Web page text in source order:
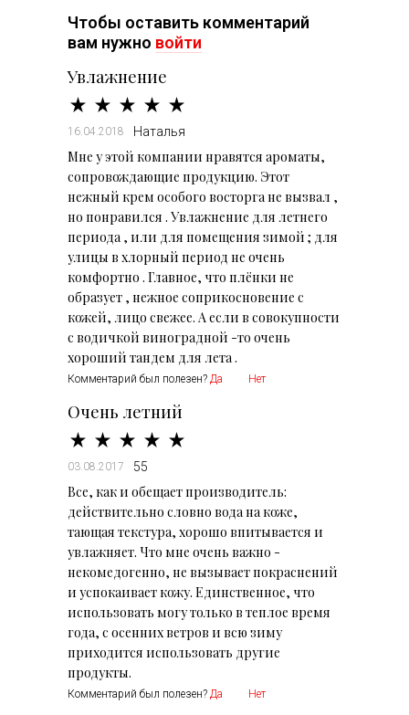
Чтобы оставить комментарий
вам нужно войти
Увлажнение
16.04.2018 Наталья
Мне у этой компании нравятся ароматы,
сопровождающие продукцию. Этот
нежный крем особого восторга не вызвал ,
но понравился . Увлажнение для летнего
периода , или для помещения зимой ; для
улицы в хлорный период не очень
комфортно . Главное, что плёнки не
образует , нежное соприкосновение с
кожей, лицо свежее. А если в совокупности
с водичкой виноградной -то очень
хороший тандем для лета .
Комментарий был полезен? Да Нет
Очень летний
03.08.2017 55
Все, как и обещает производитель:
действительно словно вода на коже,
тающая текстура, хорошо впитывается и
увлажняет. Что мне очень важно -
некомедогенно, не вызывает покраснений
и успокаивает кожу. Единственное, что
использовать могу только в теплое время
года, с осенних ветров и всю зиму
приходится использовать другие
продукты.
Комментарий был полезен? Да Нет